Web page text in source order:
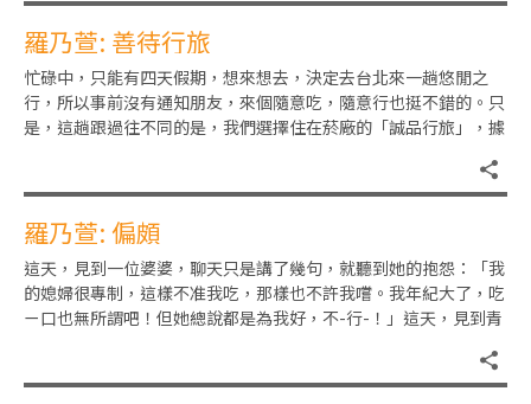
羅乃萱: 善待行旅
忙碌中，只能有四天假期，想來想去，決定去台北來一趟悠閒之
行，所以事前沒有通知朋友，來個隨意吃，隨意行也挺不錯的。只
是，這趟跟過往不同的是，我們選擇住在菸廠的「誠品行旅」，據
羅乃萱: 偏頗
這天，見到一位婆婆，聊天只是講了幾句，就聽到她的抱怨：「我
的媳婦很專制，這樣不准我吃，那樣也不許我嚐。我年紀大了，吃
ㄧ口也無所謂吧！但她總說都是為我好，不-行-！」這天，見到青